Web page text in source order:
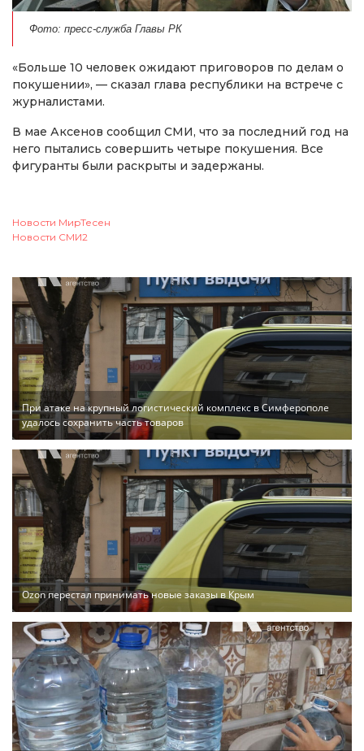
Фото: пресс-служба Главы РК
«Больше 10 человек ожидают приговоров по делам о
покушении», — сказал глава республики на встрече с
журналистами.
В мае Аксенов сообщил СМИ, что за последний год на
него пытались совершить четыре покушения. Все
фигуранты были раскрыты и задержаны.
Новости МирТесен
Новости СМИ2
При атаке на крупный логистический комплекс в Симферополе
удалось сохранить часть товаров
Ozon перестал принимать новые заказы в Крым